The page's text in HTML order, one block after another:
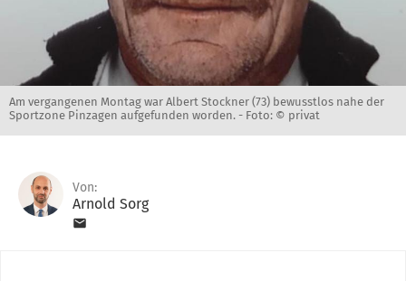
Am vergangenen Montag war Albert Stockner (73) bewusstlos nahe der
Sportzone Pinzagen aufgefunden worden. - Foto: © privat
Von:
Arnold Sorg